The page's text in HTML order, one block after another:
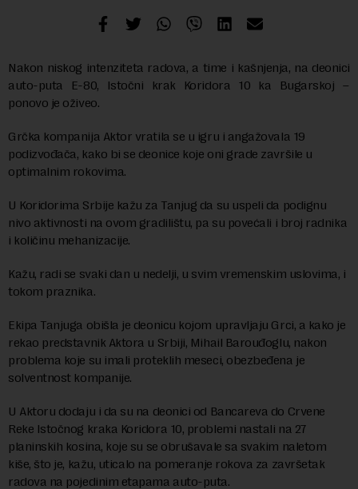
Nakon niskog intenziteta radova, a time i kašnjenja, na deonici
auto-puta E-80, Istočni krak Koridora 10 ka Bugarskoj –
ponovo je oživeo.
Grčka kompanija Aktor vratila se u igru i angažovala 19
podizvođača, kako bi se deonice koje oni grade završile u
optimalnim rokovima.
U Koridorima Srbije kažu za Tanjug da su uspeli da podignu
nivo aktivnosti na ovom gradilištu, pa su povećali i broj radnika
i količinu mehanizacije.
Kažu, radi se svaki dan u nedelji, u svim vremenskim uslovima, i
tokom praznika.
Ekipa Tanjuga obišla je deonicu kojom upravljaju Grci, a kako je
rekao predstavnik Aktora u Srbiji, Mihail Barouđoglu, nakon
problema koje su imali proteklih meseci, obezbeđena je
solventnost kompanije.
U Aktoru dodaju i da su na deonici od Bancareva do Crvene
Reke Istočnog kraka Koridora 10, problemi nastali na 27
planinskih kosina, koje su se obrušavale sa svakim naletom
kiše, što je, kažu, uticalo na pomeranje rokova za završetak
radova na pojedinim etapama auto-puta.